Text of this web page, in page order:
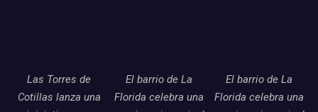
Las Torres de
Cotillas lanza una
El barrio de La
Florida celebra una
El barrio de La
Florida celebra una